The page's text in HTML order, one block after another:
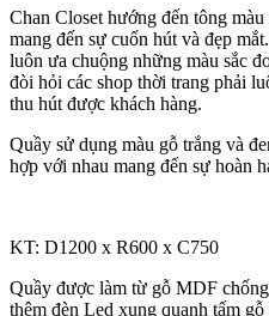
Chan Closet hướng đến tông
mang đến sự cuốn hút và đẹp
luôn ưa chuộng những màu sắc
đòi hỏi các shop thời trang phải
thu hút được khách hàng.
Quầy sử dụng màu gỗ trắng và
hợp với nhau mang đến sự hoàn
KT: D1200 x R600 x C750
Quầy được làm từ gỗ MDF
thêm đèn Led xung quanh tấm